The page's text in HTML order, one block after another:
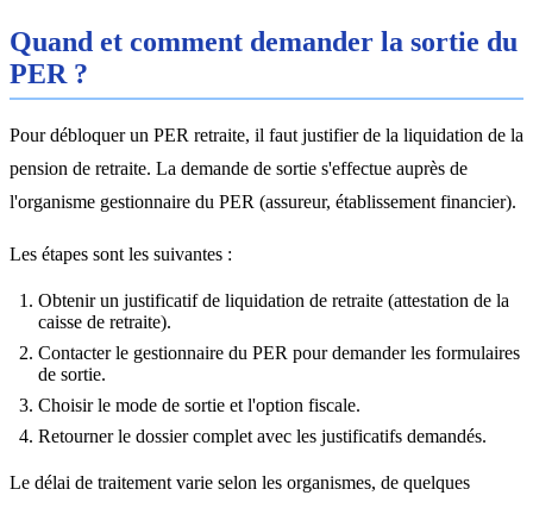
Quand et comment demander la sortie du
PER ?
Pour débloquer un PER retraite, il faut justifier de la liquidation de la
pension de retraite. La demande de sortie s'effectue auprès de
l'organisme gestionnaire du PER (assureur, établissement financier).
Les étapes sont les suivantes :
Obtenir un justificatif de liquidation de retraite (attestation de la
caisse de retraite).
Contacter le gestionnaire du PER pour demander les formulaires
de sortie.
Choisir le mode de sortie et l'option fiscale.
Retourner le dossier complet avec les justificatifs demandés.
Le délai de traitement varie selon les organismes, de quelques